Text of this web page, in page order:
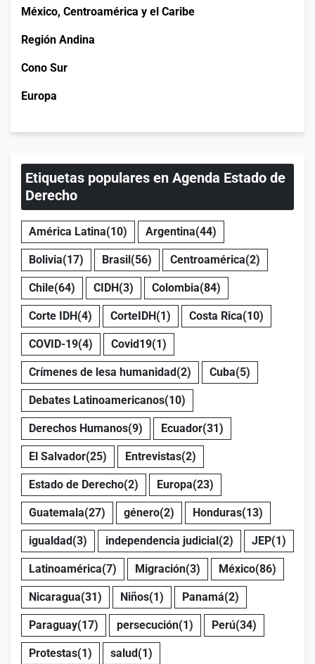
México, Centroamérica y el Caribe
Región Andina
Cono Sur
Europa
Etiquetas populares en Agenda Estado de
Derecho
América Latina(10) Argentina(44)
Bolivia(17) Brasil(56) Centroamérica(2)
Chile(64) CIDH(3) Colombia(84)
Corte IDH(4) CorteIDH(1) Costa Rica(10)
COVID-19(4) Covid19(1)
Crímenes de lesa humanidad(2) Cuba(5)
Debates Latinoamericanos(10)
Derechos Humanos(9) Ecuador(31)
El Salvador(25) Entrevistas(2)
Estado de Derecho(2) Europa(23)
Guatemala(27) género(2) Honduras(13)
igualdad(3) independencia judicial(2) JEP(1)
Latinoamérica(7) Migración(3) México(86)
Nicaragua(31) Niños(1) Panamá(2)
Paraguay(17) persecución(1) Perú(34)
Protestas(1) salud(1)